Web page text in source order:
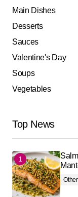
Main Dishes
Desserts
Sauces
Valentine's Day
Soups
Vegetables
Top News